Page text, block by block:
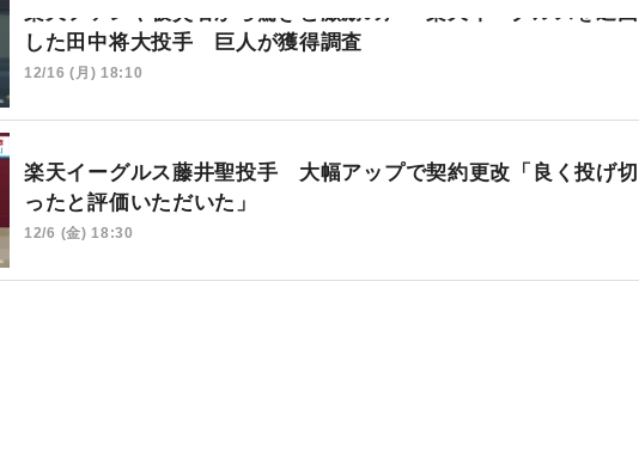
楽天ファンや被災者から驚きと激励の声 楽天イーグルスを退団
した田中将大投手 巨人が獲得調査
12/16 (月) 18:10
楽天イーグルス藤井聖投手 大幅アップで契約更改「良く投げ切
ったと評価いただいた」
12/6 (金) 18:30